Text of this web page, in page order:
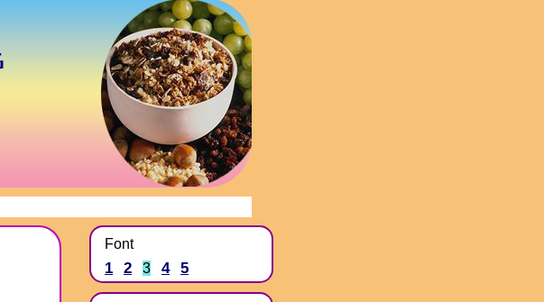
Font
1 2 3 4 5